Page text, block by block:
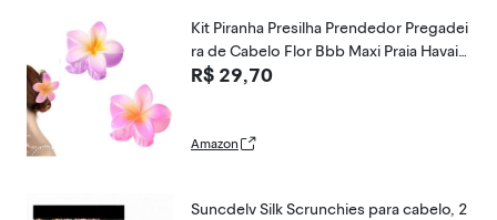
Kit Piranha Presilha Prendedor Pregadei
ra de Cabelo Flor Bbb Maxi Praia Havain
a Acessório Luxo Estilo Flores Brilho M
R$ 29,70
Amazon
Suncdelv Silk Scrunchies para cabelo, 2